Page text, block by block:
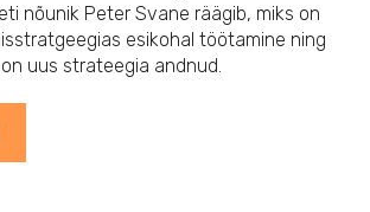
nõunik Peter Svane räägib, miks on
esikohal töötamine ning
uus strateegia andnud.